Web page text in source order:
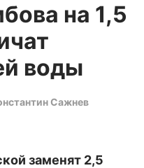
на 1,5
воды
Сажнев
заменят 2,5